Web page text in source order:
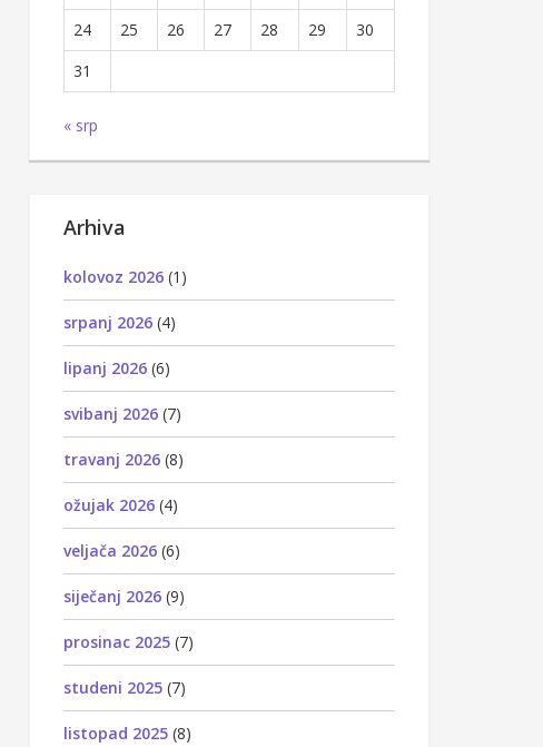
24
25 26 27 28 29
30
31
« srp
Arhiva
kolovoz 2026 (1)
srpanj 2026 (4)
lipanj 2026 (6)
svibanj 2026 (7)
travanj 2026 (8)
ožujak 2026 (4)
veljača 2026 (6)
siječanj 2026 (9)
prosinac 2025 (7)
studeni 2025 (7)
listopad 2025 (8)